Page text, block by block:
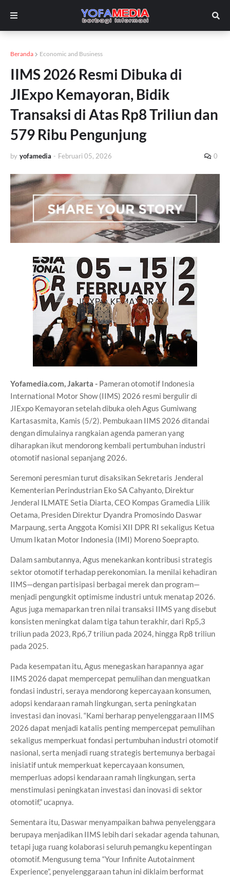
Beranda Economic and Business
IIMS 2026 Resmi Dibuka di
JIExpo Kemayoran, Bidik
Transaksi di Atas Rp8 Triliun dan
579 Ribu Pengunjung
by yofamedia - Februari 05, 2026 0
Yofamedia.com, Jakarta - Pameran otomotif Indonesia
International Motor Show (IIMS) 2026 resmi bergulir di
JIExpo Kemayoran setelah dibuka oleh Agus Gumiwang
Kartasasmita, Kamis (5/2). Pembukaan IIMS 2026 ditandai
dengan dimulainya rangkaian agenda pameran yang
diharapkan ikut mendorong kembali pertumbuhan industri
otomotif nasional sepanjang 2026.
Seremoni peresmian turut disaksikan Sekretaris Jenderal
Kementerian Perindustrian Eko SA Cahyanto, Direktur
Jenderal ILMATE Setia Diarta, CEO Kompas Gramedia Lilik
Oetama, Presiden Direktur Dyandra Promosindo Daswar
Marpaung, serta Anggota Komisi XII DPR RI sekaligus Ketua
Umum Ikatan Motor Indonesia (IMI) Moreno Soeprapto.
Dalam sambutannya, Agus menekankan kontribusi strategis
sektor otomotif terhadap perekonomian. Ia menilai kehadiran
IIMS—dengan partisipasi berbagai merek dan program—
menjadi pengungkit optimisme industri untuk menatap 2026.
Agus juga memaparkan tren nilai transaksi IIMS yang disebut
konsisten meningkat dalam tiga tahun terakhir, dari Rp5,3
triliun pada 2023, Rp6,7 triliun pada 2024, hingga Rp8 triliun
pada 2025.
Pada kesempatan itu, Agus menegaskan harapannya agar
IIMS 2026 dapat mempercepat pemulihan dan menguatkan
fondasi industri, seraya mendorong kepercayaan konsumen,
adopsi kendaraan ramah lingkungan, serta peningkatan
investasi dan inovasi. “Kami berharap penyelenggaraan IIMS
2026 dapat menjadi katalis penting mempercepat pemulihan
sekaligus memperkuat fondasi pertumbuhan industri otomotif
nasional, serta menjadi ruang strategis bertemunya berbagai
inisiatif untuk memperkuat kepercayaan konsumen,
memperluas adopsi kendaraan ramah lingkungan, serta
menstimulasi peningkatan investasi dan inovasi di sektor
otomotif,” ucapnya.
Sementara itu, Daswar menyampaikan bahwa penyelenggara
berupaya menjadikan IIMS lebih dari sekadar agenda tahunan,
tetapi juga ruang kolaborasi seluruh pemangku kepentingan
otomotif. Mengusung tema “Your Infinite Autotainment
Experience”, penyelenggaraan tahun ini diklaim berformat